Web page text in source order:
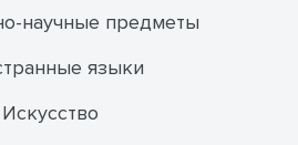
научные предметы
языки
Искусство